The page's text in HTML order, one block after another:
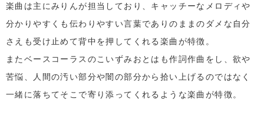
楽曲は主にみりんが担当しており、キャッチーなメロディや
分かりやすくも伝わりやすい言葉でありのままのダメな自分
さえも受け止めて背中を押してくれる楽曲が特徴。
またベースコーラスのこいずみおとはも作詞作曲をし、欲や
苦悩、人間の汚い部分や闇の部分から拾い上げるのではなく
一緒に落ちてそこで寄り添ってくれるような楽曲が特徴。